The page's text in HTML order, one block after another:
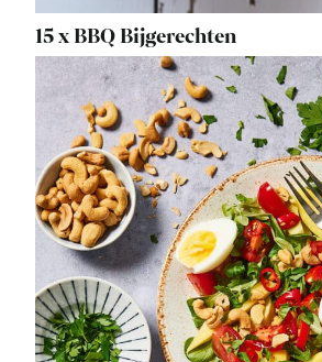
15 x BBQ Bijgerechten